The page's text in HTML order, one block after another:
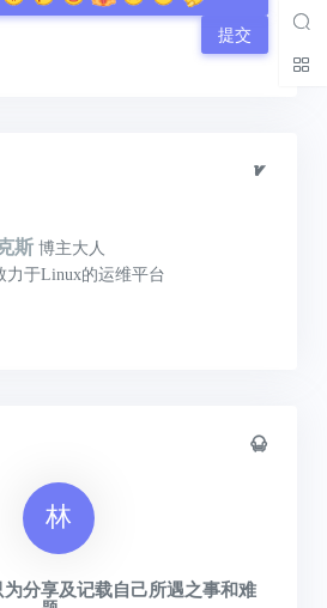
提交
斯 博主大人
力于Linux的运维平台
林
分享及记载自己所遇之事和难